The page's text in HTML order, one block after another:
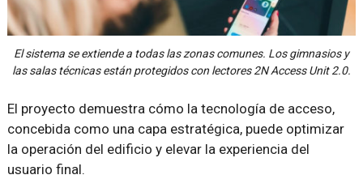
El sistema se extiende a todas las zonas comunes. Los gimnasios y
las salas técnicas están protegidos con lectores 2N Access Unit 2.0.
El proyecto demuestra cómo la tecnología de acceso,
concebida como una capa estratégica, puede optimizar
la operación del edificio y elevar la experiencia del
usuario final.